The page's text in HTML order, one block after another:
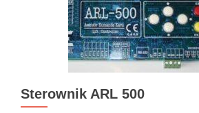
Sterownik ARL 500